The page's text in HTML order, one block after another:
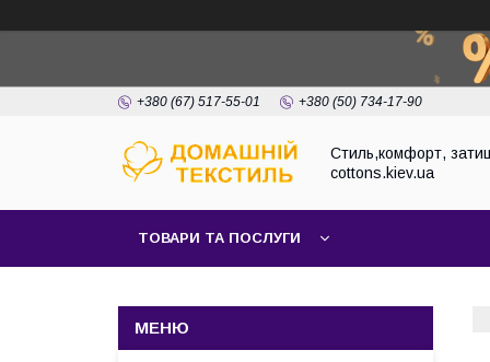
+380 (67) 517-55-01 +380 (50) 734-17-90
Стиль,комфорт,
cottons.kiev.ua
ТОВАРИ ТА ПОСЛУГИ